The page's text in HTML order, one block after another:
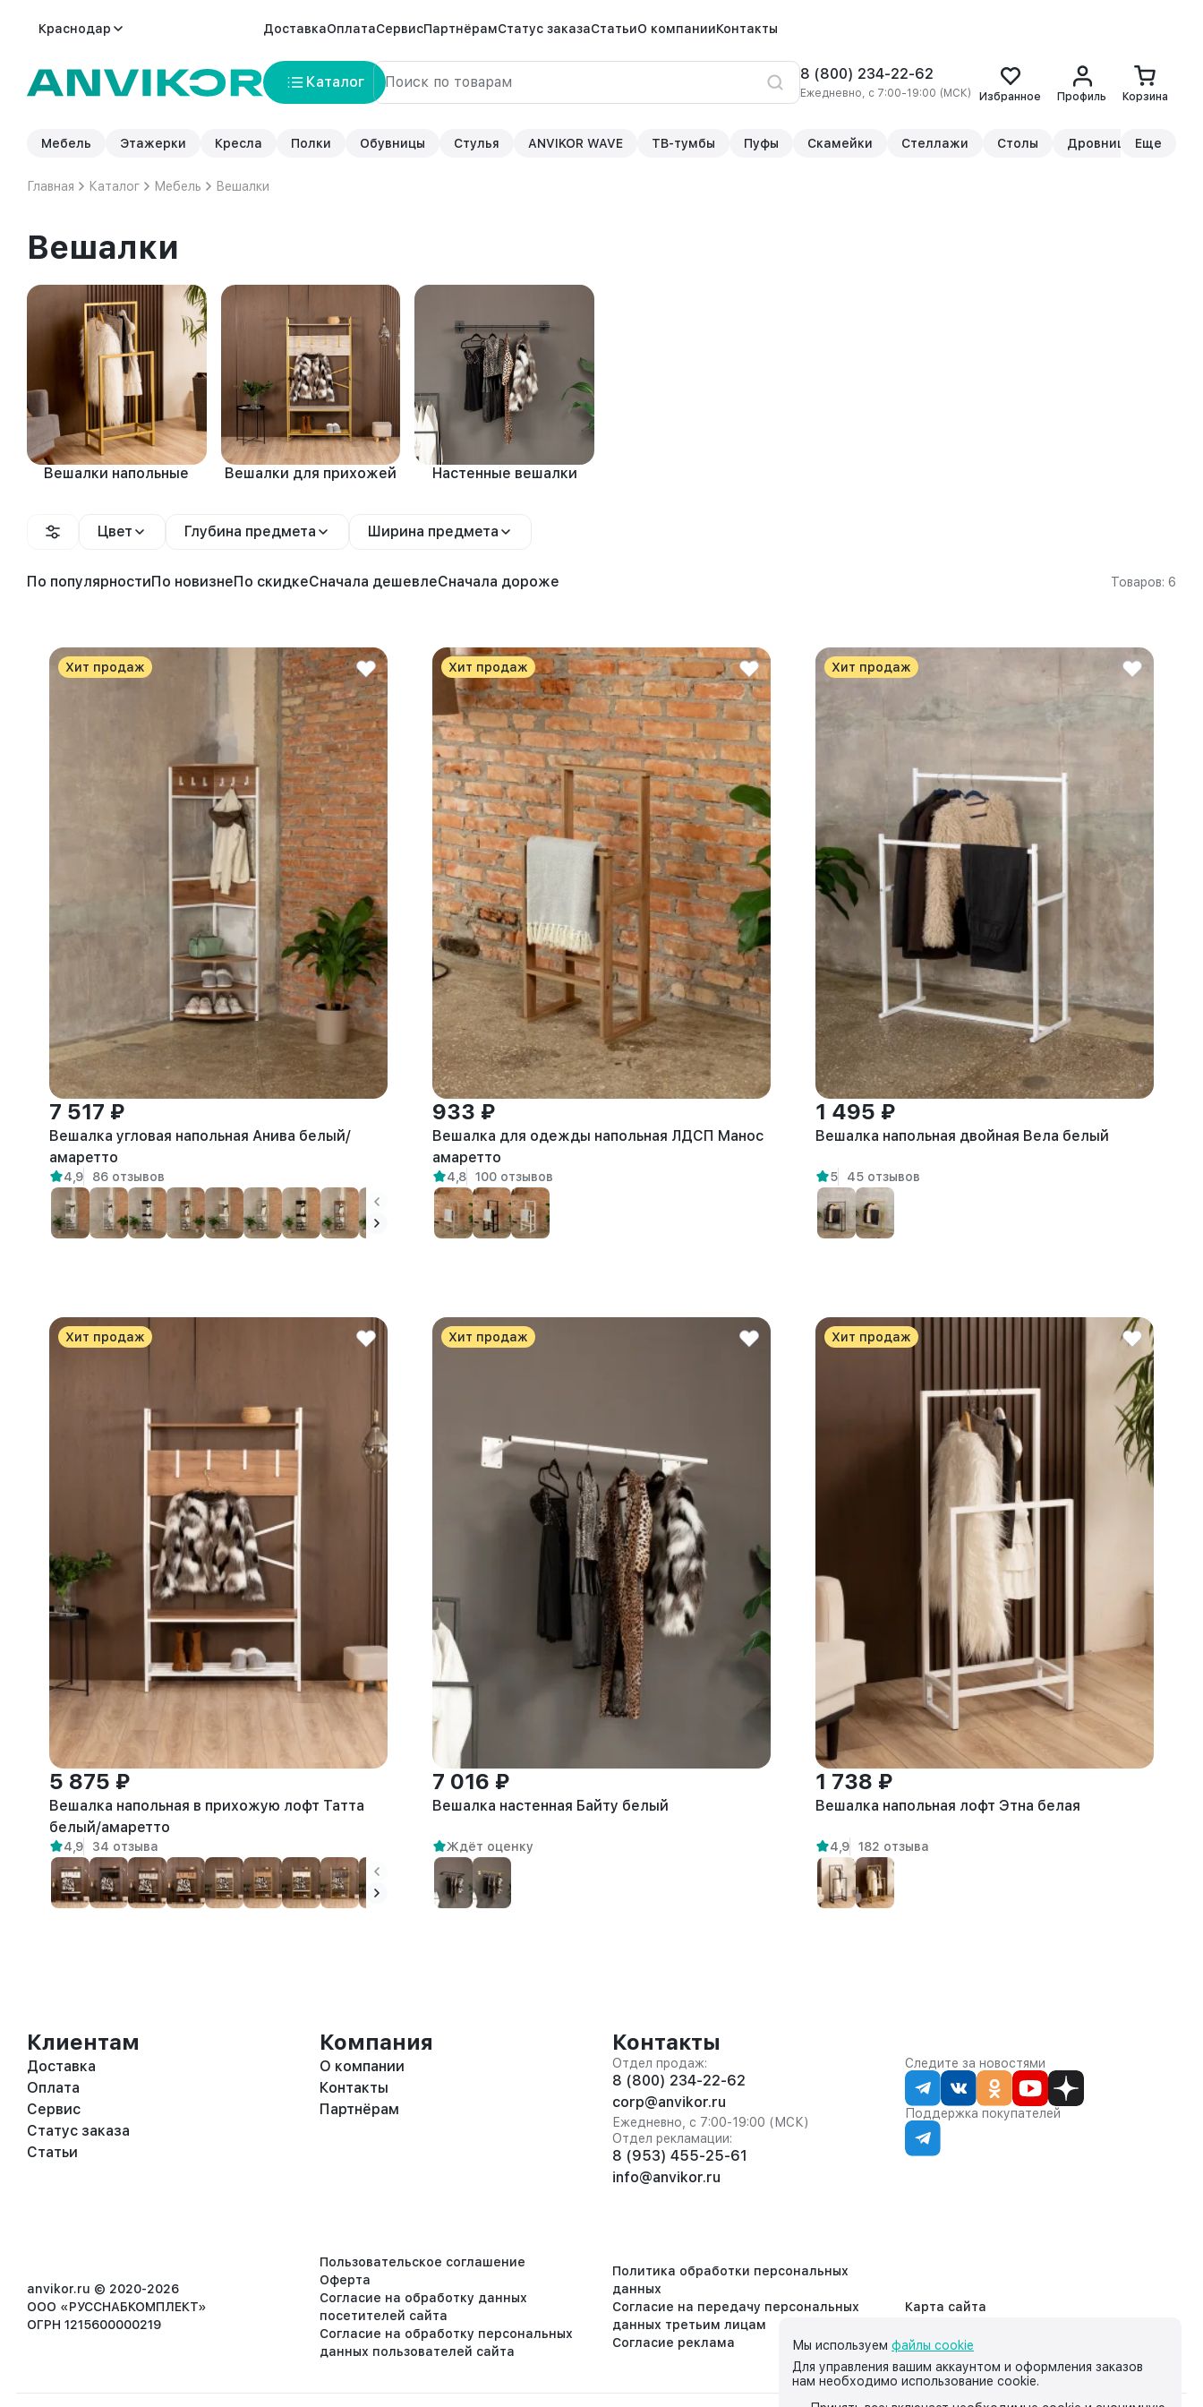
Краснодар ДоставкаОплатаСервисПартнёрамСтатус заказаСтатьиО компанииКонтакты
Каталог 8 (800) 234-22-62
Ежедневно, с 7:00-19:00 (МСК) Избранное Профиль Корзина
Мебель Этажерки Кресла Полки Обувницы Стулья ANVIKOR WAVE ТВ-тумбы Пуфы Скамейки Стеллажи Столы Дровницы Еще
Главная Каталог Мебель Вешалки
Вешалки
Вешалки напольные Вешалки для прихожей Настенные вешалки
Цвет Глубина предмета Ширина предмета
По популярностиПо новизнеПо скидкеСначала дешевлеСначала дороже Товаров: 6
Хит продаж
7 517 ₽
Вешалка угловая напольная Анива белый/
амаретто
4,9 86 отзывов
Хит продаж
933 ₽
Вешалка для одежды напольная ЛДСП Манос
амаретто
4,8 100 отзывов
Хит продаж
1 495 ₽
Вешалка напольная двойная Вела белый
5 45 отзывов
Хит продаж
5 875 ₽
Вешалка напольная в прихожую лофт Татта
белый/амаретто
4,9 34 отзыва
Хит продаж
7 016 ₽
Вешалка настенная Байту белый
Ждёт оценку
Хит продаж
1 738 ₽
Вешалка напольная лофт Этна белая
4,9 182 отзыва
Клиентам
Доставка
Оплата
Сервис
Статус заказа
Статьи
Компания
О компании
Контакты
Партнёрам
Контакты
Отдел продаж:
8 (800) 234-22-62
corp@anvikor.ru
Ежедневно, с 7:00-19:00 (МСК)
Отдел рекламации:
8 (953) 455-25-61
info@anvikor.ru
Следите за новостями
Поддержка покупателей
anvikor.ru © 2020-2026
ООО «РУССНАБКОМПЛЕКТ»
ОГРН 1215600000219
Пользовательское соглашение
Оферта
Согласие на обработку данных
посетителей сайта
Согласие на обработку персональных
данных пользователей сайта
Политика обработки персональных
данных
Согласие на передачу персональных
данных третьим лицам
Согласие реклама
Карта сайта
Мы используем файлы cookie
Для управления вашим аккаунтом и оформления заказов
нам необходимо использование cookie.